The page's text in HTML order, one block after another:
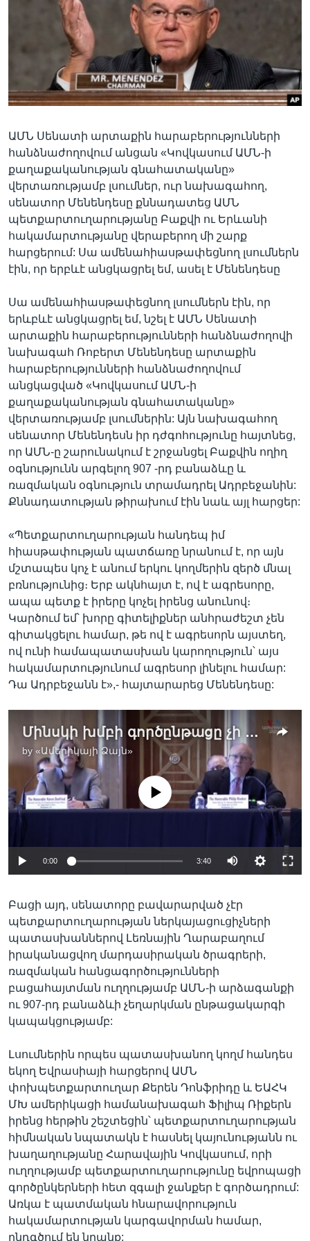
Լեզուներ
ԱՄՆ Սենատի արտաքին հարաբերությունների
հանձնաժողովում անցան «Կովկասում ԱՄՆ-ի
քաղաքականության գնահատականը»
վերտառությամբ լսումներ, ուր նախագահող,
սենատոր Մենենդեսը քննադատեց ԱՄՆ
պետքարտուղարությանը Բաքվի ու Երևանի
հակամարտությանը վերաբերող մի շարք
հարցերում: Սա ամենահիասթափեցնող լսումներն
էին, որ երբևէ անցկացրել եմ, ասել է Մենենդեսը
Սա ամենահիասթափեցնող լսումներն էին, որ
երևբևէ անցկացրել եմ, նշել է ԱՄՆ Սենատի
արտաքին հարաբերությունների հանձնաժողովի
նախագահ Ռոբերտ Մենենդեսը արտաքին
հարաբերությունների հանձնաժողովում
անցկացված «Կովկասում ԱՄՆ-ի
քաղաքականության գնահատականը»
վերտառությամբ լսումներին: Այն նախագահող
սենատոր Մենենդեսն իր դժգոհությունը հայտնեց,
որ ԱՄՆ-ը շարունակում է շրջանցել Բաքվին ողիղ
օգնությունն արգելող 907 -րդ բանաձևը և
ռազմական օգնություն տրամադրել Ադրբեջանին:
Քննադատության թիրախում էին նաև այլ հարցեր:
«Պետքարտուղարության հանդեպ իմ
հիասթափության պատճառը նրանում է, որ այն
մշտապես կոչ է անում երկու կողմերին զերծ մնալ
բռնությունից։ Երբ ակնհայտ է, ով է ագրեսորը,
ապա պետք է իրերը կոչել իրենց անունով։
Կարծում եմ՝ խորը գիտելիքներ անհրաժեշտ չեն
գիտակցելու համար, թե ով է ագրեսորն այստեղ,
ով ունի համապատասխան կարողություն՝ այս
հակամարտությունում ագրեսոր լինելու համար:
Դա Ադրբեջանն է»,- հայտարարեց Մենենդեսը:
Մինսկի խմբի գործընթացը չի գործում, սակայն մանդատն ու նպատակը պահպանվում են. դեսպան Ֆիլիպ Ռիքեր
by «Ամերիկայի Ձայն»
No media source currently available
0:00 3:40
Բացի այդ, սենատորը բավարարված չէր
պետքարտուղարության ներկայացուցիչների
պատասխաններով Լեռնային Ղարաբաղում
իրականացվող մարդասիրական ծրագրերի,
ռազմական հանցագործությունների
բացահայտման ուղղությամբ ԱՄՆ-ի արձագանքի
ու 907-րդ բանաձևի չեղարկման ընթացակարգի
կապակցությամբ:
Լսումներին որպես պատասխանող կողմ հանդես
եկող Եվրասիայի հարցերով ԱՄՆ
փոխպետքարտուղար Քերեն Դոնֆրիդը և ԵԱՀԿ
ՄԽ ամերիկացի համանախագահ Ֆիլիպ Ռիքերն
իրենց հերթին շեշտեցին՝ պետքարտուղարության
հիմնական նպատակն է հասնել կայունությանն ու
խաղաղությանը Հարավային Կովկասում, որի
ուղղությամբ պետքարտուղարությունը եվրոպացի
գործընկերների հետ զգալի ջանքեր է գործադրում:
Առկա է պատմական հնարավորություն
հակամարտության կարգավորման համար,
ընդգծում են նրանք: